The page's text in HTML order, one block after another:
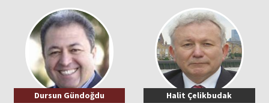
Dursun Gündoğdu
Halit Çelikbudak